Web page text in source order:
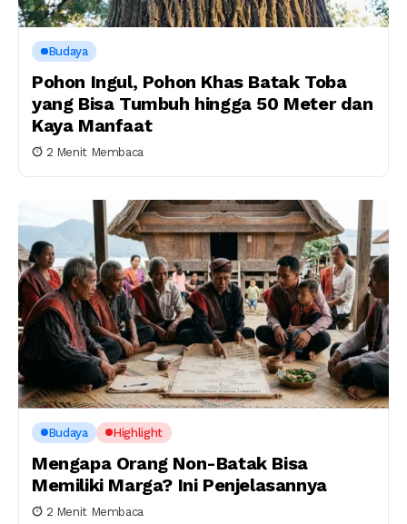
Budaya
Pohon Ingul, Pohon Khas Batak Toba
yang Bisa Tumbuh hingga 50 Meter dan
Kaya Manfaat
2 Menit Membaca
Budaya Highlight
Mengapa Orang Non-Batak Bisa
Memiliki Marga? Ini Penjelasannya
2 Menit Membaca